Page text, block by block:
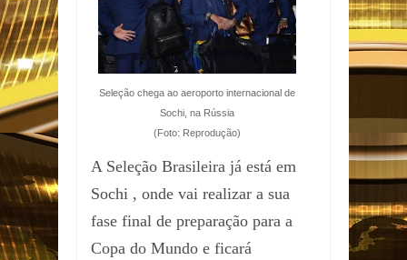
Seleção chega ao aeroporto internacional de
Sochi, na Rússia
(Foto: Reprodução)
A Seleção Brasileira já está em
Sochi , onde vai realizar a sua
fase final de preparação para a
Copa do Mundo e ficará